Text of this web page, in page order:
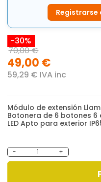
-30%
70,00 €
49,00 €
59,29 € IVA inc
Módulo de extensión
Botonera de 6 botones
LED Apto para exterior
- +